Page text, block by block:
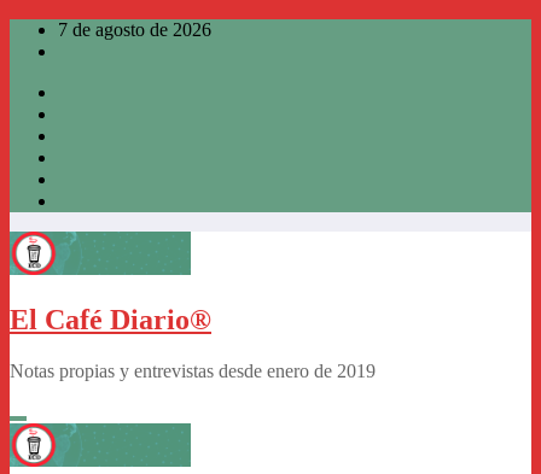
Saltar
7 de agosto de 2026
El Café Diario®
Notas propias y entrevistas desde enero de 2019